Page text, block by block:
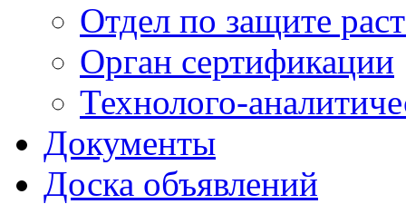
Отдел по защите
Орган сертификации
Технолого-
Документы
Доска объявлений